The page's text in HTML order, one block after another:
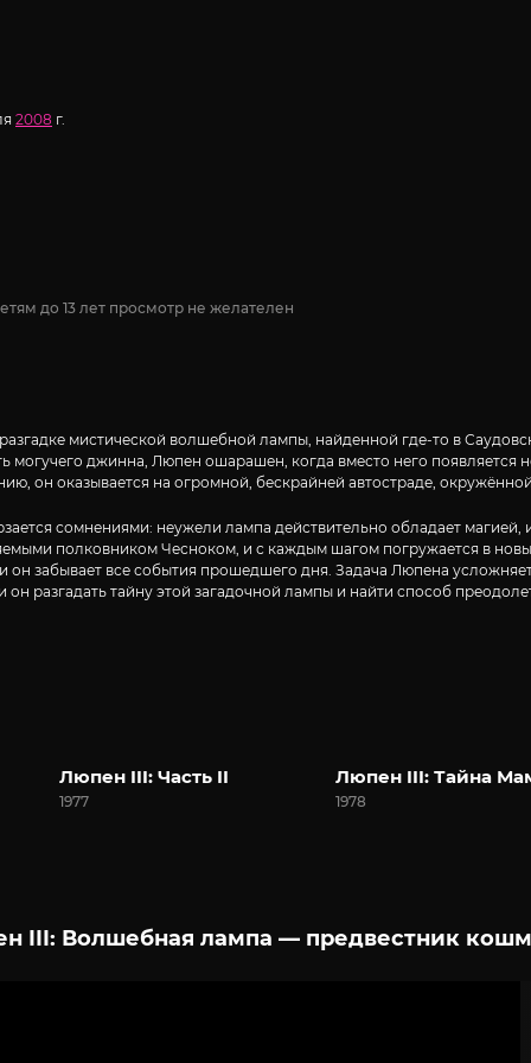
2008 г.
до 13 лет просмотр не желателен
мистической волшебной лампы, найденной где-то в
могучего джинна, Люпен ошарашен, когда вместо него появляется
он оказывается на огромной, бескрайней автостраде,
сомнениями: неужели лампа действительно обладает
полковником Чесноком, и с каждым шагом погружается в
и он забывает все события прошедшего дня. Задача Люпена
разгадать тайну этой загадочной лампы и найти способ
Люпен III: Часть II
1977
Люпен III: Тайна
1978
III: Волшебная лампа — предвестник